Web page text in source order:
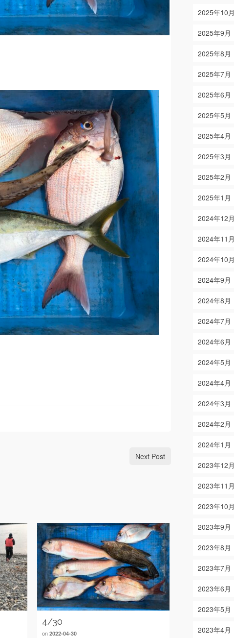
Next Post
4/30
on2022-04-30 2018-12-01
2025年10月
2025年9月
2025年8月
2025年7月
2025年6月
2025年5月
2025年4月
2025年3月
2025年2月
2025年1月
2024年12月
2024年11月
2024年10月
2024年9月
2024年8月
2024年7月
2024年6月
2024年5月
2024年4月
2024年3月
2024年2月
2024年1月
2023年12月
2023年11月
2023年10月
2023年9月
2023年8月
2023年7月
2023年6月
2023年5月
2023年4月